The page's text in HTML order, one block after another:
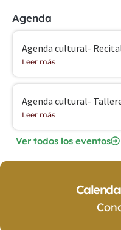
Agenda
Agenda cultural-
Leer más
Agenda cultural-
Leer más
Ver todos los eventos